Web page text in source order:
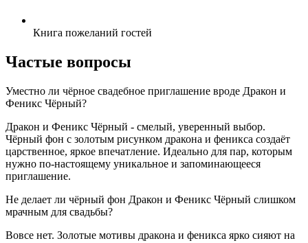
Книга пожеланий гостей
Частые вопросы
Уместно ли чёрное свадебное приглашение вроде Дракон и
Феникс Чёрный?
Дракон и Феникс Чёрный - смелый, уверенный выбор.
Чёрный фон с золотым рисунком дракона и феникса создаёт
царственное, яркое впечатление. Идеально для пар, которым
нужно по-настоящему уникальное и запоминающееся
приглашение.
Не делает ли чёрный фон Дракон и Феникс Чёрный слишком
мрачным для свадьбы?
Вовсе нет. Золотые мотивы дракона и феникса ярко сияют на